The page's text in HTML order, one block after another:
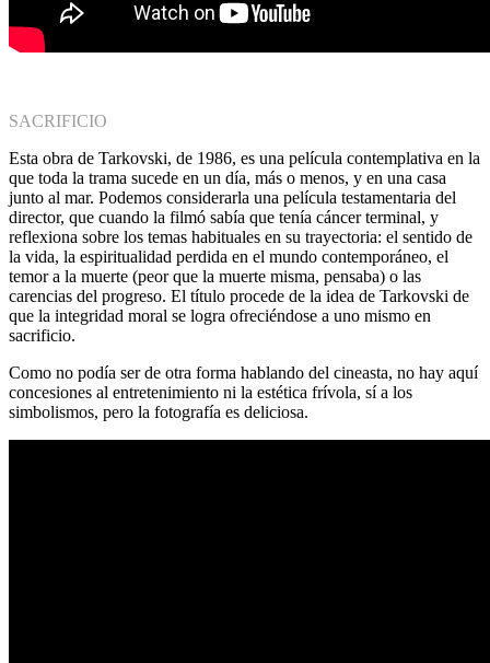
SACRIFICIO
Esta obra de Tarkovski, de 1986, es una película contemplativa en la
que toda la trama sucede en un día, más o menos, y en una casa
junto al mar. Podemos considerarla una película testamentaria del
director, que cuando la filmó sabía que tenía cáncer terminal, y
reflexiona sobre los temas habituales en su trayectoria: el sentido de
la vida, la espiritualidad perdida en el mundo contemporáneo, el
temor a la muerte (peor que la muerte misma, pensaba) o las
carencias del progreso. El título procede de la idea de Tarkovski de
que la integridad moral se logra ofreciéndose a uno mismo en
sacrificio.
Como no podía ser de otra forma hablando del cineasta, no hay aquí
concesiones al entretenimiento ni la estética frívola, sí a los
simbolismos, pero la fotografía es deliciosa.